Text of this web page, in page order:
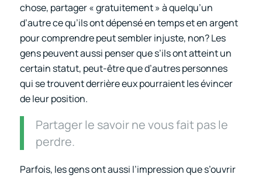
chose, partager « gratuitement » à quelqu’un
d’autre ce qu’ils ont dépensé en temps et en argent
pour comprendre peut sembler injuste, non? Les
gens peuvent aussi penser que s’ils ont atteint un
certain statut, peut-être que d’autres personnes
qui se trouvent derrière eux pourraient les évincer
de leur position.
Partager le savoir ne vous fait pas le
perdre.
Parfois, les gens ont aussi l’impression que s’ouvrir